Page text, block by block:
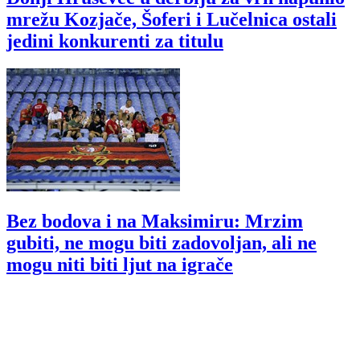
mrežu Kozjače, Šoferi i Lučelnica ostali
jedini konkurenti za titulu
Bez bodova i na Maksimiru: Mrzim
gubiti, ne mogu biti zadovoljan, ali ne
mogu niti biti ljut na igrače